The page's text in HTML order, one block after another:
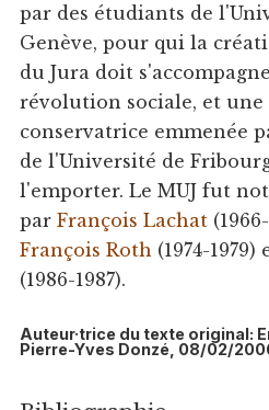
par des étudiants de
Genève, pour qui la
du Jura doit
révolution sociale, et une
conservatrice emmenée
de l'Université de
l'emporter. Le MUJ fut
par François Lachat
François Roth (1974-1979)
(1986-1987).
Auteur·trice du texte original:
Pierre-Yves Donzé, 08/02/